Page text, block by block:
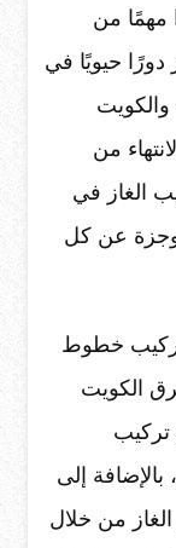
مهمًا من
دورًا حيويًا في
والكويت
من
الغاز في
عن كل
تركيب خطوط
الكويت
تركيب
بالإضافة إلى
من خلال